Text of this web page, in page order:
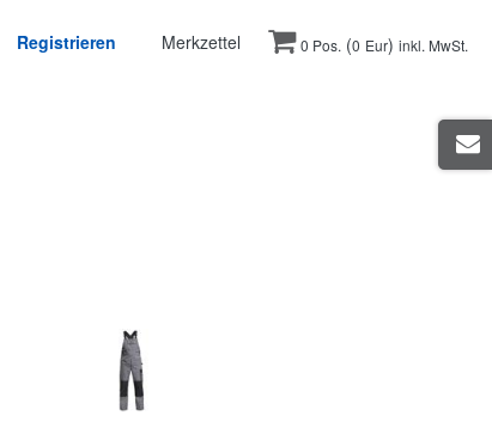
Registrieren Merkzettel 0 Pos. (0 Eur) inkl. MwSt.